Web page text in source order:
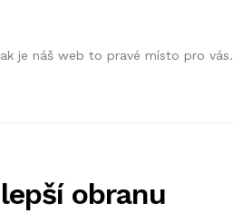
je náš web to pravé místo pro vás.
obranu